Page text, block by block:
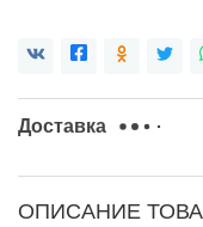
Доставка
ОПИСАНИЕ